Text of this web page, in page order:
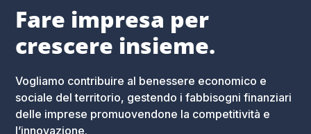
Fare impresa per
crescere insieme.
Vogliamo contribuire al benessere economico e
sociale del territorio, gestendo i fabbisogni finanziari
delle imprese promuovendone la competitività e
l’innovazione.